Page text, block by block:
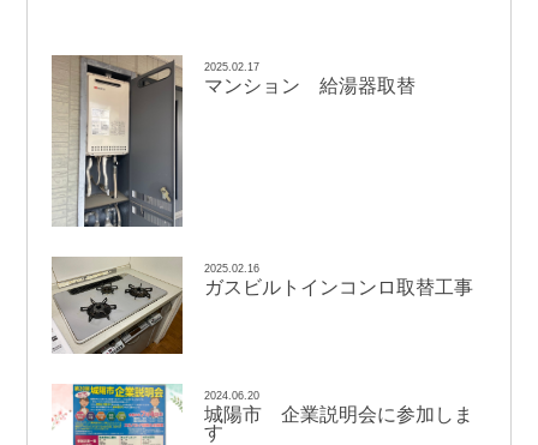
2025.02.17
マンション 給湯器取替
2025.02.16
ガスビルトインコンロ取替工事
2024.06.20
城陽市 企業説明会に参加しま
す